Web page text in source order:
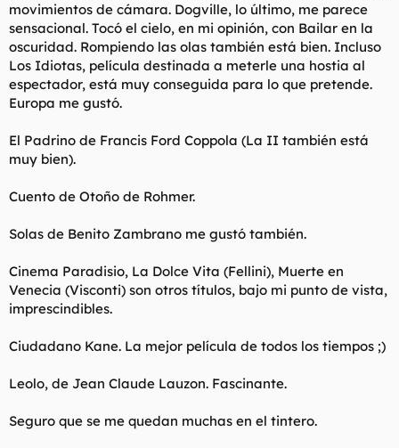
movimientos de cámara. Dogville, lo último, me parece
sensacional. Tocó el cielo, en mi opinión, con Bailar en la
oscuridad. Rompiendo las olas también está bien. Incluso
Los Idiotas, película destinada a meterle una hostia al
espectador, está muy conseguida para lo que pretende.
Europa me gustó.
El Padrino de Francis Ford Coppola (La II también está
muy bien).
Cuento de Otoño de Rohmer.
Solas de Benito Zambrano me gustó también.
Cinema Paradisio, La Dolce Vita (Fellini), Muerte en
Venecia (Visconti) son otros títulos, bajo mi punto de vista,
imprescindibles.
Ciudadano Kane. La mejor película de todos los tiempos ;)
Leolo, de Jean Claude Lauzon. Fascinante.
Seguro que se me quedan muchas en el tintero.